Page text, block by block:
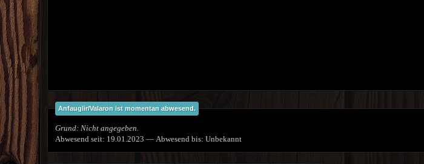
Anfauglir/Valaron ist momentan abwesend.
Grund: Nicht angegeben.
Abwesend seit: 19.01.2023 — Abwesend bis: Unbekannt